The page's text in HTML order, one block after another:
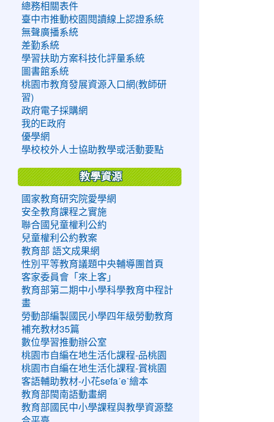
總務相關表件
臺中市推動校園閱讀線上認證系統
無聲廣播系統
差勤系統
學習扶助方案科技化評量系統
圖書館系統
桃園市教育發展資源入口網(教師研
習)
政府電子採購網
我的E政府
優學網
學校校外人士協助教學或活動要點
教學資源
國家教育研究院愛學網
安全教育課程之實施
聯合國兒童權利公約
兒童權利公約教案
教育部 語文成果網
性別平等教育議題中央輔導團首頁
客家委員會「來上客」
教育部第二期中小學科學教育中程計
畫
勞動部編製國民小學四年級勞動教育
補充教材35篇
數位學習推動辦公室
桃園市自編在地生活化課程-品桃園
桃園市自編在地生活化課程-賞桃園
客語輔助教材-小花sefaˊeˋ繪本
教育部閩南語動畫網
教育部國民中小學課程與教學資源整